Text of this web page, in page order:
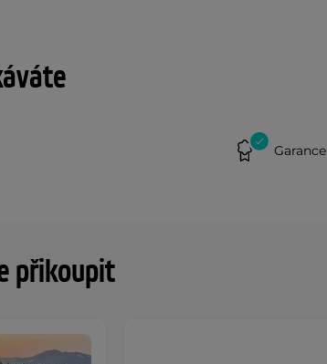
přikoupit